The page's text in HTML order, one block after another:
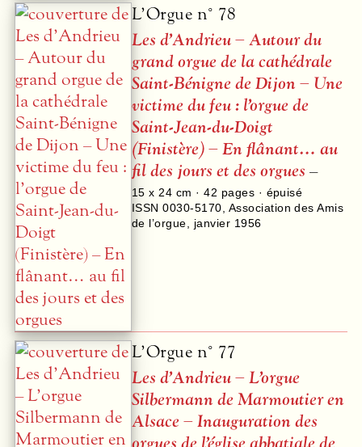
L’Orgue n° 78
Les d’Andrieu – Autour du
grand orgue de la cathédrale
Saint-Bénigne de Dijon – Une
victime du feu : l’orgue de
Saint-Jean-du-Doigt
(Finistère) – En flânant… au
fil des jours et des orgues –
15 x 24 cm ·42 pages · épuisé
ISSN 0030-5170 Association des Amis
de l’orgue
janvier 1956
L’Orgue n° 77
Les d’Andrieu – L’orgue
Silbermann de Marmoutier en
Alsace – Inauguration des